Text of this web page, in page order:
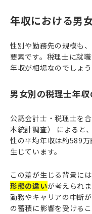
年収における男
性別や勤務先の規模も
要素です。税理士に就
年収が相場なのでしょう
男女別の税理士年
公認会計士・税理士を
本統計調査） によると
性の平均年収は約589
生じています。
この差が生じる背景には
形態の違いが考えられ
勤務やキャリアの中断
の蓄積に影響を受ける